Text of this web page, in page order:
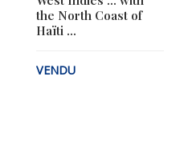
the North Coast of
Haïti …
VENDU